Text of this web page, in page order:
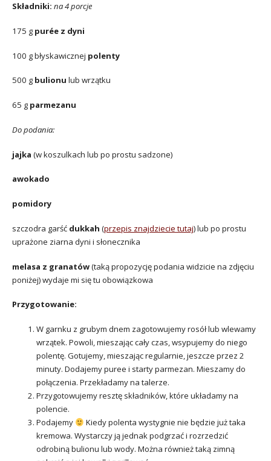
Składniki: na 4 porcje
175 g purée z dyni
100 g błyskawicznej polenty
500 g bulionu lub wrzątku
65 g parmezanu
Do podania:
jajka (w koszulkach lub po prostu sadzone)
awokado
pomidory
szczodra garść dukkah (przepis znajdziecie tutaj) lub po prostu
uprażone ziarna dyni i słonecznika
melasa z granatów(taką propozycję podania widzicie na zdjęciu
poniżej) wydaje mi się tu obowiązkowa
Przygotowanie:
W garnku z grubym dnem zagotowujemy rosół lub wlewamy
wrzątek. Powoli, mieszając cały czas, wsypujemy do niego
polentę. Gotujemy, mieszając regularnie, jeszcze przez 2
minuty. Dodajemy puree i starty parmezan. Mieszamy do
połączenia. Przekładamy na talerze.
Przygotowujemy resztę składników, które układamy na
polencie.
Podajemy
Kiedy polenta wystygnie nie będzie już taka
kremowa. Wystarczy ją jednak podgrzać i rozrzedzić
odrobiną bulionu lub wody. Można również taką zimną